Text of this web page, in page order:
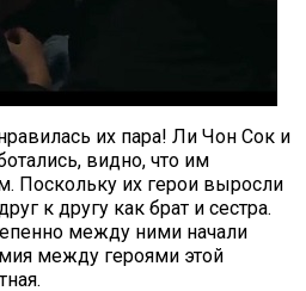
их пара! Ли Чон Сок и
видно, что им
Поскольку их герои выросли
к другу как брат и сестра.
между ними начали
между героями этой